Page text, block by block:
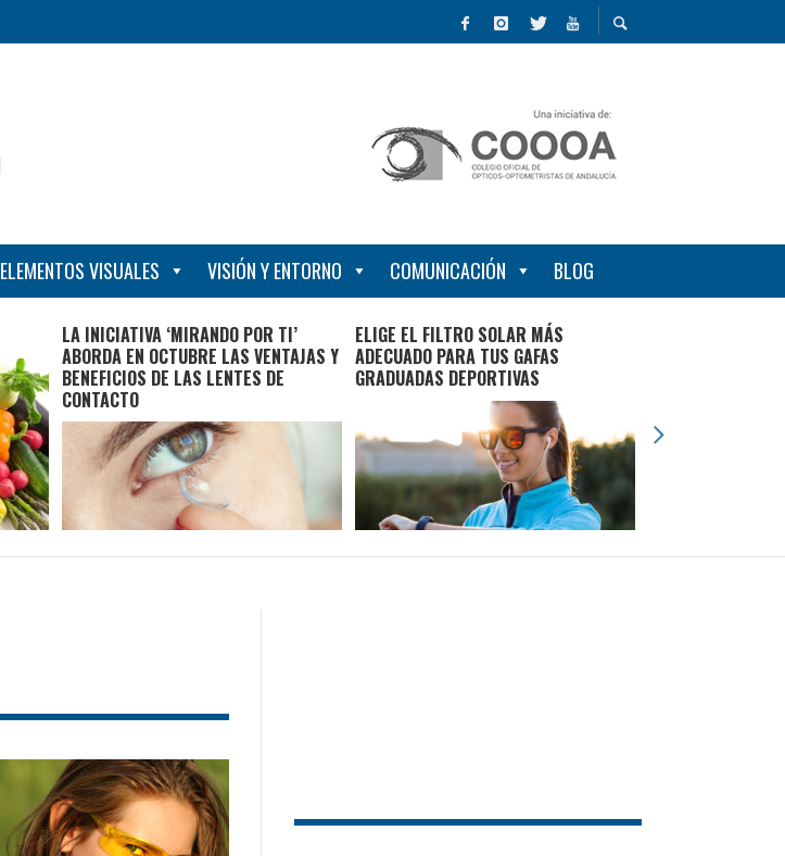
ELEMENTOS VISUALES VISIÓN Y ENTORNO COMUNICACIÓN BLOG
LA INICIATIVA ‘MIRANDO POR TI’
ABORDA EN OCTUBRE LAS VENTAJAS Y
BENEFICIOS DE LAS LENTES DE
CONTACTO
ELIGE EL FILTRO SOLAR MÁS
ADECUADO PARA TUS GAFAS
GRADUADAS DEPORTIVAS
SEVILLA Y